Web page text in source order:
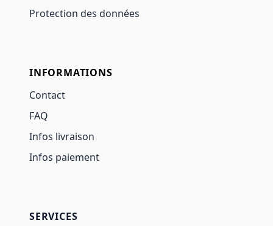
Protection des données
INFORMATIONS
Contact
FAQ
Infos livraison
Infos paiement
SERVICES